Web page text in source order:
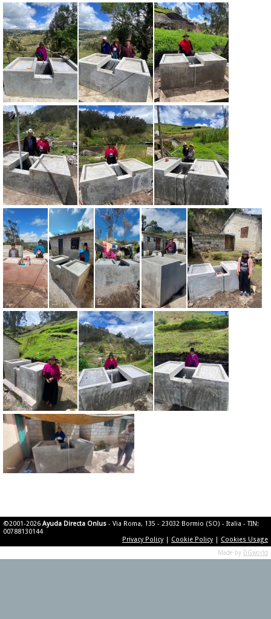
©2001-2026 Ayuda Directa Onlus - Via Roma, 135 - 23032 Bormio (SO) - Italia - TIN:
00788130144
Privacy Policy| Cookie Policy| Cookies Usage
Made by DGworld